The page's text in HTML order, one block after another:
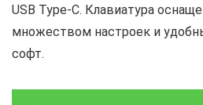
USB Type-C. Клавиатура
множеством настроек и
софт.